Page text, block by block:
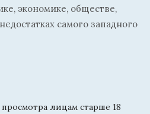
экономике, обществе,
самого западного
лицам старше 18